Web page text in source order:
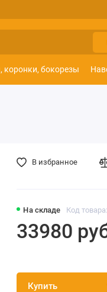
коронки, бокорезы
На складе Код
33980
Купить
В избранное